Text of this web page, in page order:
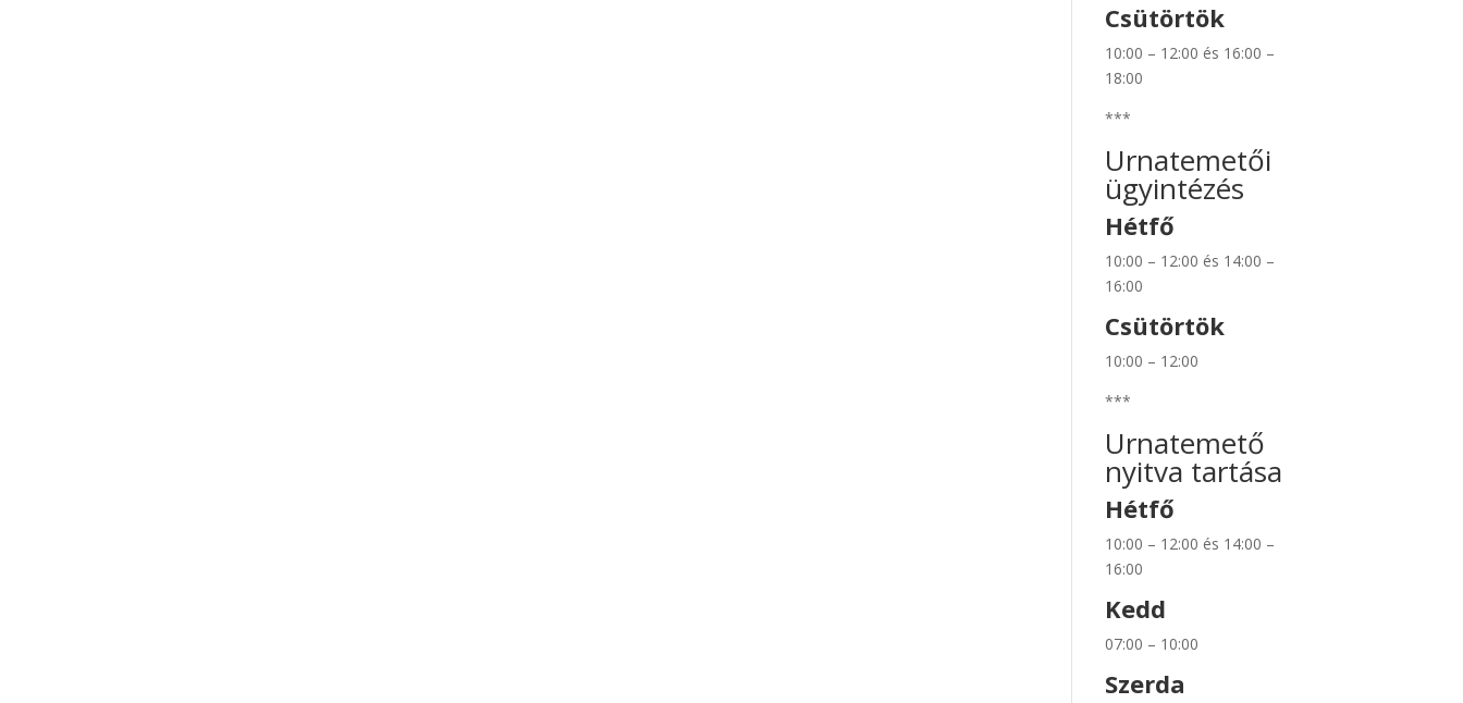
Csütörtök
10:00 – 12:00 és 16:00 –
18:00
***
Urnatemetői
ügyintézés
Hétfő
10:00 – 12:00 és 14:00 –
16:00
Csütörtök
10:00 – 12:00
***
Urnatemető
nyitva tartása
Hétfő
10:00 – 12:00 és 14:00 –
16:00
Kedd
07:00 – 10:00
Szerda